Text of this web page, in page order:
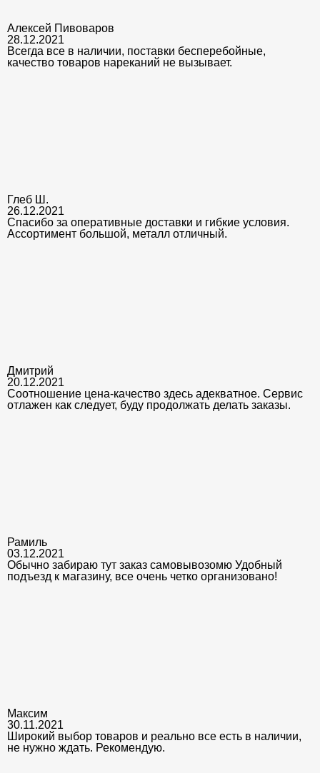
Алексей Пивоваров
28.12.2021
Всегда все в наличии, поставки бесперебойные,
качество товаров нареканий не вызывает.
Глеб Ш.
26.12.2021
Спасибо за оперативные доставки и гибкие условия.
Ассортимент большой, металл отличный.
Дмитрий
20.12.2021
Соотношение цена-качество здесь адекватное. Сервис
отлажен как следует, буду продолжать делать заказы.
Рамиль
03.12.2021
Обычно забираю тут заказ самовывозомю Удобный
подъезд к магазину, все очень четко организовано!
Максим
30.11.2021
Широкий выбор товаров и реально все есть в наличии,
не нужно ждать. Рекомендую.